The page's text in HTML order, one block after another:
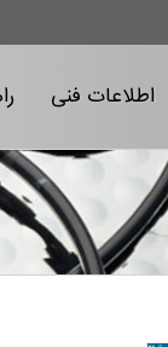
اطلاعات فنی